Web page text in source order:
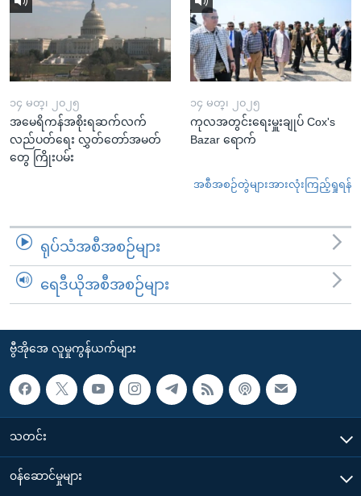
၁၄ မတ္၊ ၂၀၂၅
အမေရိကန်အစိုးရဆက်လက်
လည်ပတ်ရေး လွှတ်တော်အမတ်
တွေ ကြိုးပမ်း
၁၄ မတ္၊ ၂၀၂၅
ကုလအတွင်းရေးမှူးချုပ် Cox's
Bazar ရောက်
အစီအစဉ်တွဲများအားလုံးကြည့်ရှုရန်
ရုပ်သံအစီအစဉ်များ
ရေဒီယိုအစီအစဉ်များ
ဗွီအိုအေ လူမှုကွန်ယက်များ
သတင်း
၀န်ဆောင်မှုများ